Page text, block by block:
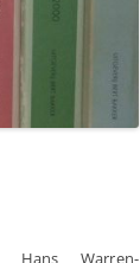
Hans Warren-